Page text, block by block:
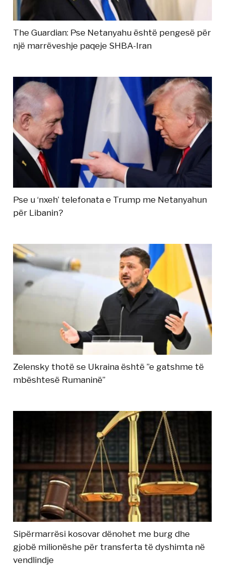
The Guardian: Pse Netanyahu është pengesë për
një marrëveshje paqeje SHBA-Iran
Pse u ‘nxeh’ telefonata e Trump me Netanyahun
për Libanin?
Zelensky thotë se Ukraina është ”e gatshme të
mbështesë Rumaninë”
Sipërmarrësi kosovar dënohet me burg dhe
gjobë milionëshe për transferta të dyshimta në
vendlindje